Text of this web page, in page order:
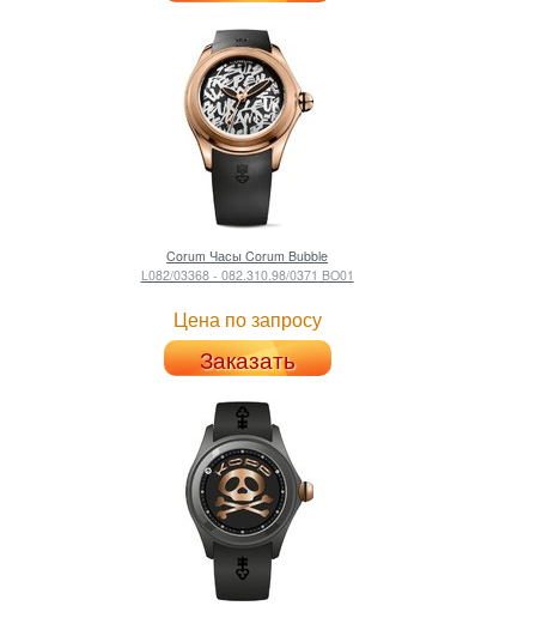
Corum Часы Corum Bubble
L082/03368 - 082.310.98/0371 BO01
Цена по запросу
Заказать